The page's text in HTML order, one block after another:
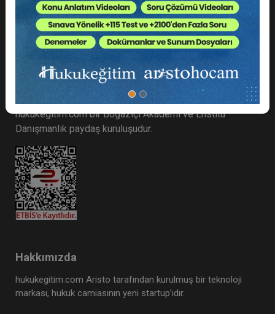
Adres: Cihannüma, Eski Yıldız Cd. No 6 D:8, Beşiktaş/
Meb Kurum Kodu: 99993431
hukukegitim.com bir Boğaziçi Akademi ve Enstitü
Danışmanlık paydaş kuruluşudur.
Hakkımızda
hukukegitim.com Aristo tarafından kurulmuş bir teknoloji
markası, hukuk camiasının yeni startup’ıdır.